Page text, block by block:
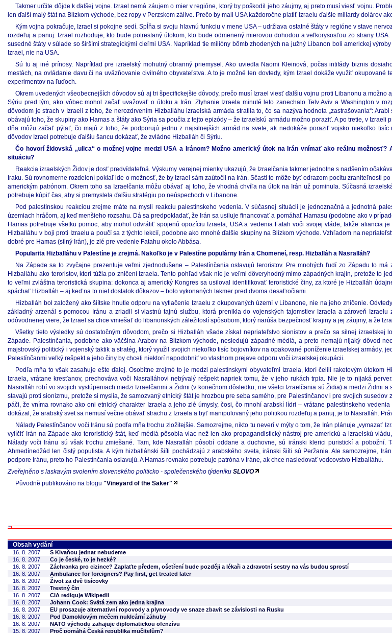
Takmer určite dôjde k ďalšej vojne. Izrael nemá záujem o mier v regióne, ktorý by poškodil jeho záujmy, aj preto musí viesť vojnu.
len ďalší malý štát na Blízkom východe, bez ropy v Perzskom zálive. Prečo by mali USA každoročne platiť Izraelu ďalšie miliardy dolárov
Kým vojna pokračuje, Izrael si pokojne sedí. Spĺňa si svoju hlavnú funkciu v mene USA – udržiava ostatné štáty v regióne v stave
rozdeľuj a panuj: Izrael rozhoduje, kto bude potrestaný útokom, kto bude odmenený mierovou dohodou a veľkorysosťou zo strany
susedné štáty v súlade so širšími strategickými cieľmi USA. Napríklad tie milióny bômb zhodených na južný Libanon boli americkej
Izrael, nie na USA.
Sú tu aj iné prínosy. Napríklad pre izraelský mohutný obranný priemysel. Ako uviedla Naomi Kleinová, počas intifády biznis
mestách, na ovládanie davu či na uväzňovanie civilného obyvateľstva. A to je možné len dovtedy, kým Izrael dokáže využiť okupované
experimentov na ľuďoch.
Okrem uvedených všeobecnejších dôvodov sú aj tri špecifickejšie dôvody, prečo musí Izrael viesť ďalšiu vojnu proti Libanonu a
Sýriu pred tým, ako vôbec mohol začať uvažovať o útoku a Irán. Zlyhanie Izraela minulé leto zanechalo Telv Aviv a Washington v
dôvodom je strach v Izraeli z toho, že nerozdrvením Hizballáhu izraelská armáda stratila to, čo sa nazýva hodnota „zastrašovania“:
obávajú toho, že skupiny ako Hamas a štáty ako Sýria sa poučia z tejto epizódy – že izraelskú armádu možno poraziť. A po tretie, v
dňa môžu začať pýtať, čo majú z toho, že podporujú jednu z najsilnejších armád na svete, ak nedokáže poraziť vojsko niekoľko tisíc
dôvodov Izrael potrebuje ďalšiu šancu dokázať, že zvládne Hizballáh či Sýriu.
Čo hovorí židovská „ulica“ o možnej vojne medzi USA a Iránom? Možno americký útok na Irán vnímať ako reálnu
situáciu?
Reakcia izraelských Židov je dosť predvídateľná. Výskumy verejnej mienky ukazujú, že Izraelčania takmer jednotne s nadšením
Iraku. Sú rovnomerne rozdelení pokiaľ ide o možnosť, že by Izrael sám zaútočil na Irán. Sčasti to môže byť odrazom pocitu zraniteľnosti
americkým patrónom. Okrem toho sa Izraelčania môžu obávať aj toho, že vhodná chvíľa na útok na Irán už pominula. Súčasná
potrebuje kúpiť čas, aby si premyslela ďalšiu stratégiu po neúspechoch v Libanone.
Pod palestínskou reakciou zrejme máte na mysli reakciu palestínskeho vedenia. V súčasnej situácii je jednoznačná a jednotná
územiach hráčom, aj keď menšieho rozsahu. Dá sa predpokladať, že Irán sa usiluje financovať a pomáhať Hamasu (podobne ako v
Hamas potrebuje všetku pomoc, aby mohol odvrátiť spojenú opozíciu Izraela, USA a vedenia Fatah voči svojej vláde, takže aliancia
Hizballáhu v boji proti Izraelu a poučí sa z týchto lekcií, podobne ako mnohé ďalšie skupiny na Blízkom východe. Vzhľadom na
dobré pre Hamas (silný Irán), je zlé pre vedenie Fatahu okolo Abbása.
Popularita Hizballáhu v Palestíne je zrejmá. Nakoľko je v Palestíne populárny Irán a Chomeneí, resp. Hizballáh a Nasralláh?
Na Západe sa to zvyčajne prezentuje veľmi zjednodušene – Palestínčania oslavujú teroristov. Pre mnohých ľudí zo Západu to
Hizballáhu ako teroristov, ktorí túžia po zničení Izraela. Tento pohľad však nie je veľmi dôveryhodný mimo západných krajín, pretože to
to veľmi zvláštna teroristická skupina: dokonca aj americký Kongres sa usiloval identifikovať teroristické činy, za ktoré je Hizballáh
spáchať Hizballáh – aj keď na to niet dostatok dôkazov – bolo vykonaných takmer pred dvoma desaťročiami.
Hizballáh bol založený ako šiítske hnutie odporu na vytlačenie Izraelu z okupovaných území v Libanone, nie na jeho zničenie.
základný arzenál s pomocou Iránu a zriadil si vlastnú tajnú službu, ktorá prenikla do vojenských tajomstiev Izraela a zároveň
odôvodnenej viere, že Izrael sa chce vmiešať do libanonských záležitostí spôsobom, ktorý narúša bezpečnosť krajiny a jej záujmy, a že
Všetky tieto výsledky sú dostatočným dôvodom, prečo si Hizballáh všade získal nepriateľstvo sionistov a prečo sa silnej
Západe. Palestínčania, podobne ako väčšina Arabov na Blízkom východe, nesledujú západné médiá, a preto nemajú nijaký dôvod
majstrovský politický i vojenský taktik a stratég, ktorý využil svojich niekoľko tisíc bojovníkov na opakované poníženie izraelskej armády,
Palestínčanmi veľký rešpekt a jeho činy by chceli niektorí napodobniť vo vlastnom prejave odporu voči izraelskej okupácii.
Podľa mňa to však zasahuje ešte ďalej. Osobitne zrejmé to je medzi palestínskymi obyvateľmi Izraela, ktorí čelili raketovým útokom
Izraela, vrátane kresťanov, prechováva voči Nasralláhovi nebývalý rešpekt napriek tomu, že v jeho rukách trpia. Nie je to nijaká
Nasralláh robí vo svojich vystúpeniach medzi Izraelčanmi a Židmi (v konečnom dôsledku, nie všetci Izraelčania sú Židia) a medzi Židmi
stavajú proti sionizmu, pretože si myslia, že samozvaný etnický štát je hrozbou pre seba samého, pre Palestínčanov i pre svojich
páči, že vníma rovnako ako oni etnický charakter Izraela a jeho zlé úmysly, čosi, čo mnohí arabskí lídri – vrátane palestínskeho
dokázal, že arabský svet sa nemusí večne obávať strachu z Izraela a byť manipulovaný jeho politikou rozdeľuj a panuj, je to Nasralláh.
Nálady Palestínčanov voči Iránu sú podľa mňa trochu zložitejšie. Samozrejme, nikto tu neverí v mýty o tom, že Irán plánuje „vymazať
vylíčiť Irán na Západe ako teroristický štát, keď médiá pôsobia viac než len ako propagandistický nástroj pre americkú a izraelskú
Nálady voči Iránu sú však trochu zmiešané. Tam, kde Nasralláh pôsobí oddane a duchovne, sú iránski klerici puristickí a pobožní.
Ahmedínedžád len čistý populista. A kým hizballáhski šiíti pochádzajú z arabského sveta, iránski šiíti sú Peržania. Ale samozrejme,
podpore Iránu, preto ho Palestínčania oslavujú. A Hamas rovnako potrebuje patróna v Iráne, ak chce nasledovať vodcovstvo Hizballáhu.
Zveřejněno s laskavým svolením slovenského politicko - společenského týdeníku SLOVO
Původně publikováno na blogu "Vineyard of the Saker"
Obsah vydání
16. 8. 2007
S Klvaňou jednat nebudeme
16. 8. 2007
Co je české, to je hezké?
16. 8. 2007
Záchranka pro cizince? Zaplaťte předem, ošetření bude později a lékaři a zdravotní sestry na vás budou sprostí
16. 8. 2007
Ambulance for foreigners? Pay first, get treated later
16. 8. 2007
Život za dvě tisícovky
16. 8. 2007
Trestný čin
16. 8. 2007
CIA rediguje Wikipedii
16. 8. 2007
Johann Cook: Svätá zem ako jedna krajina
16. 8. 2007
EU prosazuje alternativní ropovody a plynovody ve snaze zbavit se závislosti na Rusku
16. 8. 2007
Pod Damoklovým mečem nukleární záhuby
16. 8. 2007
NATO východu zahajuje diplomatickou ofenzívu
15. 8. 2007
Proč pomáhá Česká republika mučitelům?